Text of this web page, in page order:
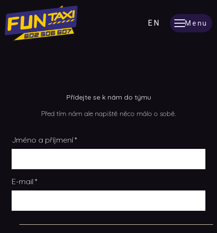
Menu
CZ
EN
Přídejte se k nám do týmu
Před tím nám ale napiště něco málo o sobě.
Jméno a příjmení*
E-mail *